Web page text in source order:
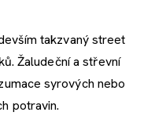
takzvaný street
Žaludeční a střevní
syrových nebo
potravin.